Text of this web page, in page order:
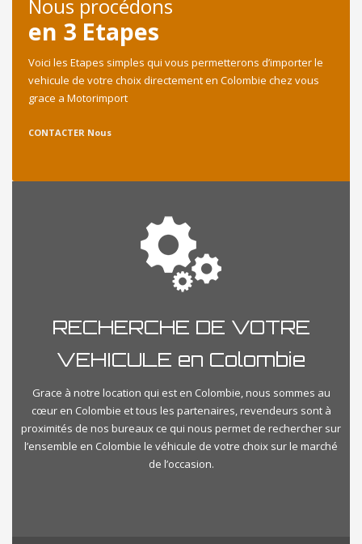
Nous procédons
en 3 Etapes
Voici les Etapes simples qui vous permetterons d’importer le
vehicule de votre choix directement en Colombie chez vous
grace a Motorimport
CONTACTER Nous
RECHERCHE DE VOTRE
VEHICULE en Colombie
Grace à notre location qui est en Colombie, nous sommes au
cœur en Colombie et tous les partenaires, revendeurs sont à
proximités de nos bureaux ce qui nous permet de rechercher sur
l’ensemble en Colombie le véhicule de votre choix sur le marché
de l’occasion.